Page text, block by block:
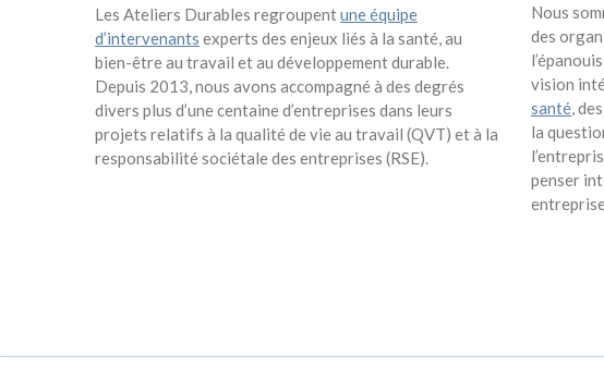
Les Ateliers Durables regroupentune équipe
d’intervenants experts des enjeux liés à la santé, au
bien-être au travail et au développement durable.
Depuis 2013, nous avons accompagné à des degrés
divers plus d’une centaine d’entreprises dans leurs
projets relatifs à la qualité de vie au travail (QVT) et à la
responsabilité sociétale des entreprises (RSE).
Nous
des
vision
santé,
la
penser